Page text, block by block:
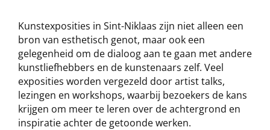
Kunstexposities in Sint-Niklaas zijn niet alleen een
bron van esthetisch genot, maar ook een
gelegenheid om de dialoog aan te gaan met andere
kunstliefhebbers en de kunstenaars zelf. Veel
exposities worden vergezeld door artist talks,
lezingen en workshops, waarbij bezoekers de kans
krijgen om meer te leren over de achtergrond en
inspiratie achter de getoonde werken.